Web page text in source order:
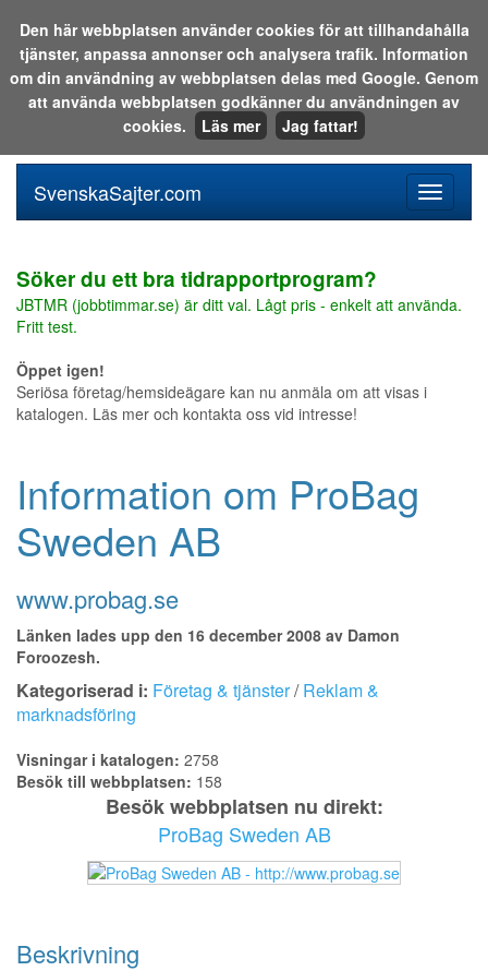
Sök i katalogen eller på webben:
meny
SvenskaSajter.com
Söker du ett bra tidrapportprogram?
JBTMR (jobbtimmar.se) är ditt val. Lågt pris - enkelt att använda.
Fritt test.
Öppet igen!
Seriösa företag/hemsideägare kan nu anmäla om att visas i
katalogen. Läs mer och kontakta oss vid intresse!
Information om ProBag
Sweden AB
www.probag.se
Länken lades upp den 16 december 2008 av Damon
Foroozesh.
Kategoriserad i: Företag & tjänster/Reklam &
marknadsföring
Visningar i katalogen: 2758
Besök till webbplatsen: 158
Besök webbplatsen nu direkt:
ProBag Sweden AB
Beskrivning
Den här webbplatsen använder cookies för att tillhandahålla
tjänster, anpassa annonser och analysera trafik. Information
om din användning av webbplatsen delas med Google. Genom
att använda webbplatsen godkänner du användningen av
cookies.
Läs mer Jag fattar!